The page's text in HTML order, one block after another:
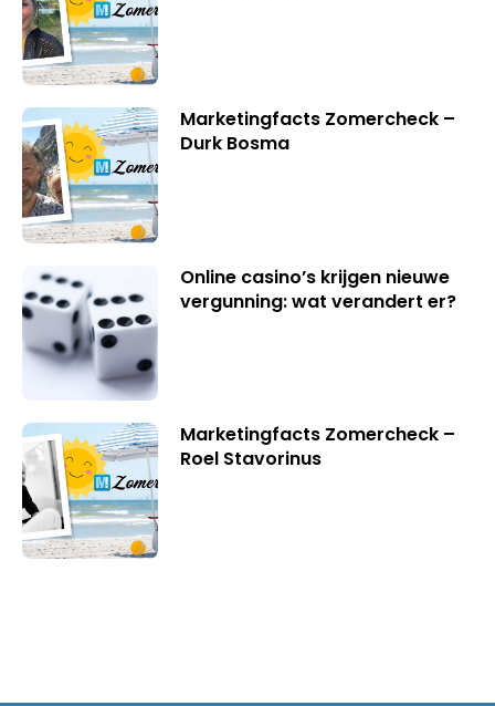
Marketingfacts Zomercheck –
Durk Bosma
Online casino’s krijgen nieuwe
vergunning: wat verandert er?
Marketingfacts Zomercheck –
Roel Stavorinus